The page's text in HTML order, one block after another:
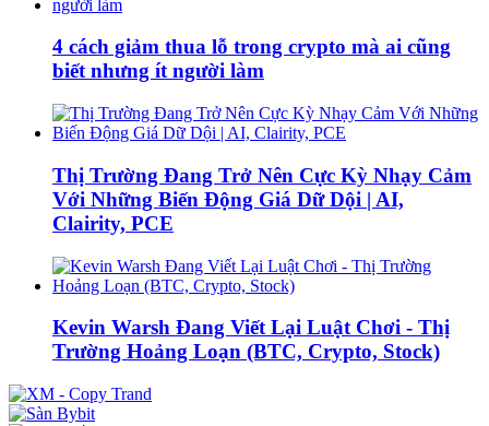
4 cách giảm thua lỗ trong crypto mà ai cũng
biết nhưng ít người làm
Thị Trường Đang Trở Nên Cực Kỳ Nhạy Cảm
Với Những Biến Động Giá Dữ Dội | AI,
Clairity, PCE
Kevin Warsh Đang Viết Lại Luật Chơi - Thị
Trường Hoảng Loạn (BTC, Crypto, Stock)